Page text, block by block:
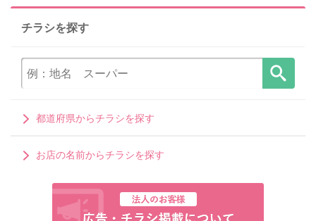
チラシを探す
都道府県からチラシを探す
お店の名前からチラシを探す